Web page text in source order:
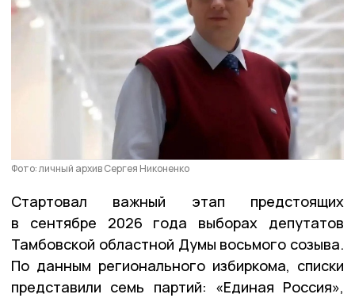
Фото: личный архив Сергея Никоненко
Стартовал важный этап предстоящих
в сентябре 2026 года выборах депутатов
Тамбовской областной Думы восьмого созыва.
По данным регионального избиркома, списки
представили семь партий: «Единая Россия»,